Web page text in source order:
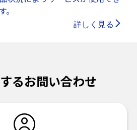
。
詳しく見る
るお問い合わせ